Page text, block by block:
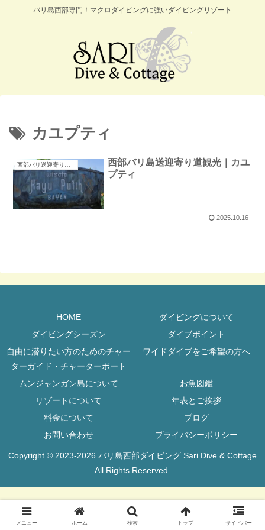
バリ島西部専門！マクロダイビングに強いダイビングリゾート
カユプティ
西部バリ島送迎寄り道観光｜カユ
プティ
2025.10.16
HOME
ダイビングについて
ダイビングシーズン
ダイブポイント
自由に潜りたい方のためのチャー
ターガイド・チャーターボート
ワイドダイブをご希望の方へ
ムンジャンガン島について
お魚図鑑
リゾートについて
年表とご挨拶
料金について
ブログ
お問い合わせ
プライバシーポリシー
Copyright © 2023-2026 バリ島西部ダイビング Sari Dive & Cottage
All Rights Reserved.
メニュー ホーム 検索 トップ サイドバー